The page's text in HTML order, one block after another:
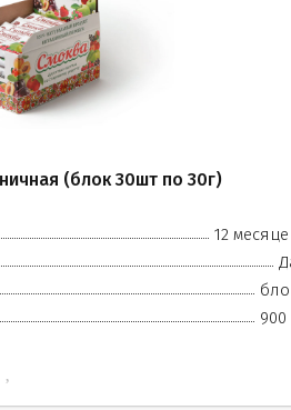
(блок 30шт по 30г)
12
900